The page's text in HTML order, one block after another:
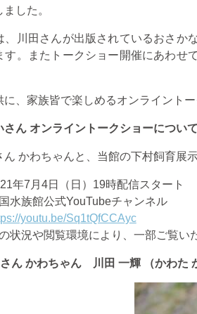
した。
、川田さんが出版されているおさ
す。またトークショー開催にあわせ
、家族皆で楽しめるオンライント
さん オンライントークショーについて
ん かわちゃんと、当館の下村飼育展
年7 月4日（日） 19時配信スタート
水族館公式YouTubeチャンネル
youtu.be/Sq1tQfCCAyc
状況や閲覧環境により、一部ご覧い
ん かわちゃん 川田 一輝 （かわた